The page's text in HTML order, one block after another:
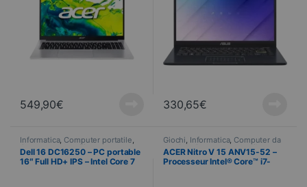
549,90€ 330,65€
Informatica, Computer portatile
Computer portatili
Dell 16 DC16250 – PC portable
16″ Full HD+ IPS – Intel Core 7
Giochi Informatica, Computer da
gaming ,Computer portatile,
Computer portatili
ACER Nitro V 15 ANV15-52 –
Processeur Intel® Core™ i7-